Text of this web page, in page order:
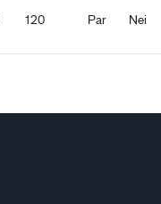
120 Par Nei